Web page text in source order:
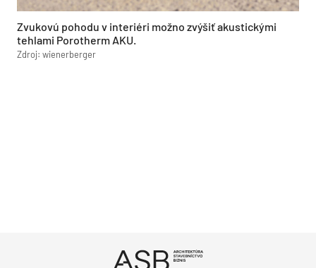
Zvukovú pohodu v interiéri možno zvýšiť akustickými
tehlami Porotherm AKU.
Zdroj: wienerberger